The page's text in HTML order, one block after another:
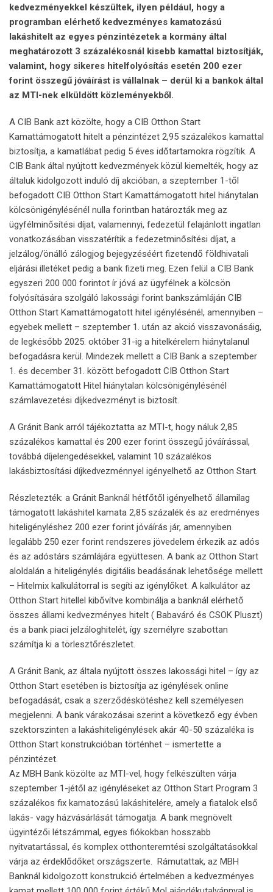
kedvezményekkel készültek, ilyen például, hogy a
programban elérhető kedvezményes kamatozású
lakáshitelt az egyes pénzintézetek a kormány által
meghatározott 3 százalékosnál kisebb kamattal biztosítják,
valamint, hogy sikeres hitelfolyósítás esetén 200 ezer
forint összegű jóváírást is vállalnak – derül ki a bankok által
az MTI-nek elküldött közleményekből.
A CIB Bank azt közölte, hogy a CIB Otthon Start
Kamattámogatott hitelt a pénzintézet 2,95 százalékos kamattal
biztosítja, a kamatlábat pedig 5 éves időtartamokra rögzítik. A
CIB Bank által nyújtott kedvezmények közül kiemelték, hogy az
általuk kidolgozott induló díj akcióban, a szeptember 1-től
befogadott CIB Otthon Start Kamattámogatott hitel hiánytalan
kölcsönigénylésénél nulla forintban határozták meg az
ügyfélminősítési díjat, valamennyi, fedezetül felajánlott ingatlan
vonatkozásában visszatérítik a fedezetminősítési díjat, a
jelzálog/önálló zálogjog bejegyzéséért fizetendő földhivatali
eljárási illetéket pedig a bank fizeti meg. Ezen felül a CIB Bank
egyszeri 200 000 forintot ír jóvá az ügyfélnek a kölcsön
folyósítására szolgáló lakossági forint bankszámláján CIB
Otthon Start Kamattámogatott hitel igénylésénél, amennyiben –
egyebek mellett – szeptember 1. után az akció visszavonásáig,
de legkésőbb 2025. október 31-ig a hitelkérelem hiánytalanul
befogadásra kerül. Mindezek mellett a CIB Bank a szeptember
1. és december 31. között befogadott CIB Otthon Start
Kamattámogatott Hitel hiánytalan kölcsönigénylésénél
számlavezetési díjkedvezményt is biztosít.
A Gránit Bank arról tájékoztatta az MTI-t, hogy náluk 2,85
százalékos kamattal és 200 ezer forint összegű jóváírással,
továbbá díjelengedésekkel, valamint 10 százalékos
lakásbiztosítási díjkedvezménnyel igényelhető az Otthon Start.
Részletezték: a Gránit Banknál hétfőtől igényelhető államilag
támogatott lakáshitel kamata 2,85 százalék és az eredményes
hiteligényléshez 200 ezer forint jóváírás jár, amennyiben
legalább 250 ezer forint rendszeres jövedelem érkezik az adós
és az adóstárs számlájára együttesen. A bank az Otthon Start
aloldalán a hiteligénylés digitális beadásának lehetősége mellett
– Hitelmix kalkulátorral is segíti az igénylőket. A kalkulátor az
Otthon Start hitellel kibővítve kombinálja a banknál elérhető
összes állami kedvezményes hitelt ( Babaváró és CSOK Pluszt)
és a bank piaci jelzáloghitelét, így személyre szabottan
számítja ki a törlesztőrészletet.
A Gránit Bank, az általa nyújtott összes lakossági hitel – így az
Otthon Start esetében is biztosítja az igénylések online
befogadását, csak a szerződéskötéshez kell személyesen
megjelenni. A bank várakozásai szerint a következő egy évben
szektorszinten a lakáshiteligénylések akár 40-50 százaléka is
Otthon Start konstrukcióban történhet – ismertette a
pénzintézet.
Az MBH Bank közölte az MTI-vel, hogy felkészülten várja
szeptember 1-jétől az igényléseket az Otthon Start Program 3
százalékos fix kamatozású lakáshitelére, amely a fiatalok első
lakás- vagy házvásárlását támogatja. A bank megnövelt
ügyintézői létszámmal, egyes fiókokban hosszabb
nyitvatartással, és komplex otthonteremtési szolgáltatásokkal
várja az érdeklődőket országszerte. Rámutattak, az MBH
Banknál kidolgozott konstrukció értelmében a kedvezményes